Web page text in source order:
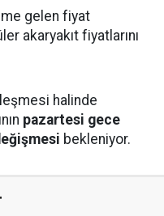
gelen fiyat
akaryakıt fiyatlarını
halinde
pazartesi gece
bekleniyor.